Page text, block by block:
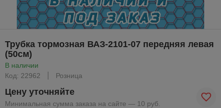
Трубка тормозная ВАЗ-2101-07 передняя левая
(50см)
В наличии
Код: 22962
Розница
Цену уточняйте
Минимальная сумма заказа на сайте — 10 руб.